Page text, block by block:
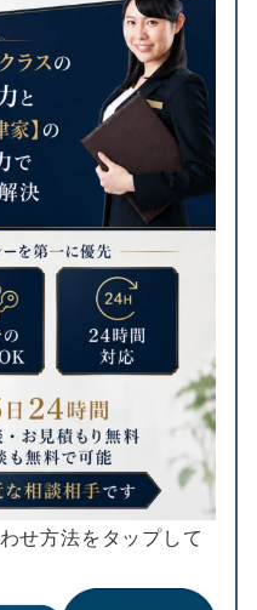
せ方法をタップして